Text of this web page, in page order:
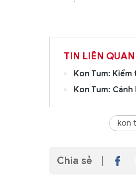
TIN LIÊN QUAN
Kon Tum:
Kon Tum:
kon
Chia sẻ